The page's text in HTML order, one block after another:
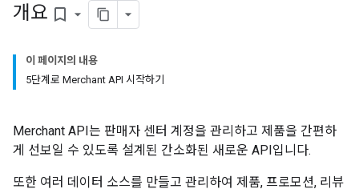
개요 bookmark_border
이 페이지의 내용
5단계로 Merchant API 시작하기
Merchant API는 판매자 센터 계정을 관리하고 제품을 간편하
게 선보일 수 있도록 설계된 간소화된 새로운 API입니다.
또한 여러 데이터 소스를 만들고 관리하여 제품, 프로모션, 리뷰